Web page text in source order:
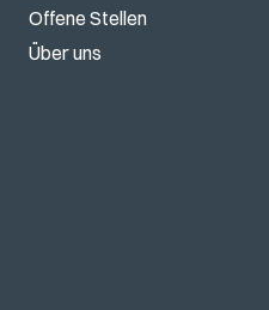
Offene Stellen
Über uns